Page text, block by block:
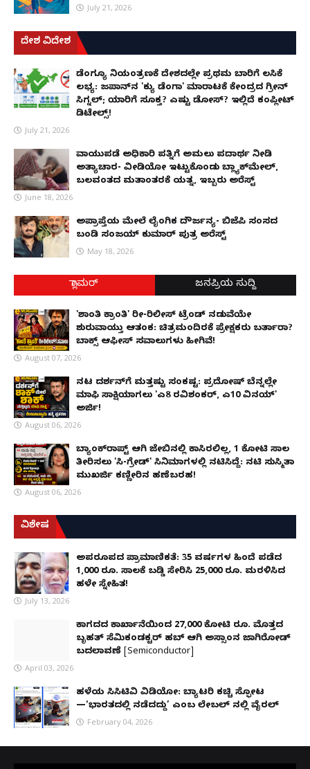
July 21, 2026
ದೇಶ ವಿದೇಶ
ಡೆಂಗ್ಯೂ ನಿಯಂತ್ರಣಕ್ಕೆ ದೇಶದಲ್ಲೇ ಪ್ರಥಮ ಬಾರಿಗೆ ಲಸಿಕೆ
ಲಭ್ಯ: ಜಪಾನ್‌ನ 'ಕ್ಯು ಡೆಂಗಾ' ಮಾರಾಟಕ್ಕೆ ಕೇಂದ್ರದ ಗ್ರೀನ್
ಸಿಗ್ನಲ್; ಯಾರಿಗೆ ಸೂಕ್ತ? ಎಷ್ಟು ಡೋಸ್? ಇಲ್ಲಿದೆ ಕಂಪ್ಲೀಟ್
ಡಿಟೇಲ್ಸ್!
July 21, 2026
ವಾಯುಪಡೆ ಅಧಿಕಾರಿ ಪತ್ನಿಗೆ ಅಮಲು ಪದಾರ್ಥ ನೀಡಿ
ಅತ್ಯಾಚಾರ- ವೀಡಿಯೋ ಇಟ್ಟುಕೊಂಡು ಬ್ಲ್ಯಾಕ್‌ಮೇಲ್,
ಬಲವಂತದ ಮತಾಂತರಕ್ಕೆ ಯತ್ನ, ಇಬ್ಬರು ಅರೆಸ್ಟ್
June 18, 2026
ಅಪ್ರಾಪ್ತೆಯ ಮೇಲೆ ಲೈಂಗಿಕ ದೌರ್ಜನ್ಯ- ಬಿಜೆಪಿ ಸಂಸದ
ಬಂಡಿ ಸಂಜಯ್ ಕುಮಾರ್ ಪುತ್ರ ಅರೆಸ್ಟ್
May 18, 2026
ಗ್ಲಾಮರ್ ಜನಪ್ರಿಯ ಸುದ್ದಿ
'ಶಾಂತಿ ಕ್ರಾಂತಿ' ರೀ-ರಿಲೀಸ್ ಟ್ರೆಂಡ್ ನಡುವೆಯೇ
ಶುರುವಾಯ್ತು ಆತಂಕ: ಚಿತ್ರಮಂದಿರಕ್ಕೆ ಪ್ರೇಕ್ಷಕರು ಬರ್ತಾರಾ?
ಬಾಕ್ಸ್ ಆಫೀಸ್ ಸವಾಲುಗಳು ಹೀಗಿವೆ!
August 07, 2026
ನಟ ದರ್ಶನ್‌ಗೆ ಮತ್ತಷ್ಟು ಸಂಕಷ್ಟ: ಪ್ರದೋಷ್ ಬೆನ್ನಲ್ಲೇ
ಮಾಫಿ ಸಾಕ್ಷಿಯಾಗಲು 'ಎ8 ರವಿಶಂಕರ್, ಎ10 ವಿನಯ್'
ಅರ್ಜಿ!
August 06, 2026
ಬ್ಯಾಂಕ್‌ರಾಪ್ಟ್‌ ಆಗಿ ಜೇಬಿನಲ್ಲಿ ಕಾಸಿರಲಿಲ್ಲ, ₹1 ಕೋಟಿ ಸಾಲ
ತೀರಿಸಲು 'ಸಿ-ಗ್ರೇಡ್' ಸಿನಿಮಾಗಳಲ್ಲಿ ನಟಿಸಿದ್ದೆ: ನಟಿ ಸುಸ್ಮಿತಾ
ಮುಖರ್ಜಿ ಕಣ್ಣೀರಿನ ಹಣೆಬರಹ!
August 06, 2026
ವಿಶೇಷ
ಅಪರೂಪದ ಪ್ರಾಮಾಣಿಕತೆ: 35 ವರ್ಷಗಳ ಹಿಂದೆ ಪಡೆದ
1,000 ರೂ. ಸಾಲಕ್ಕೆ ಬಡ್ಡಿ ಸೇರಿಸಿ 25,000 ರೂ. ಮರಳಿಸಿದ
ಹಳೇ ಸ್ನೇಹಿತ!
July 13, 2026
ಕಾಗದದ ಕಾರ್ಖಾನೆಯಿಂದ 27,000 ಕೋಟಿ ರೂ. ಮೊತ್ತದ
ಬೃಹತ್ ಸೆಮಿಕಂಡಕ್ಟರ್ ಹಬ್ ಆಗಿ ಅಸ್ಸಾಂನ ಜಾಗಿರೋಡ್
ಬದಲಾವಣೆ [Semiconductor]
April 03, 2026
ಹಳೆಯ ಸಿಸಿಟಿವಿ ವಿಡಿಯೋ: ಬ್ಯಾಟರಿ ಕಚ್ಚಿ ಸ್ಫೋಟ
—‘ಭಾರತದಲ್ಲಿ ನಡೆದದ್ದು’ ಎಂಬ ಲೇಬಲ್ ನಲ್ಲಿ ವೈರಲ್
February 04, 2026